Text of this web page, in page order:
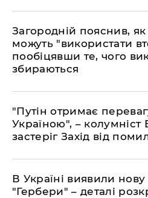
Загородній пояснив,
можуть "використати
пообіцявши те, чого
збираються
"Путін отримає
Україною", –
застеріг Захід від
В Україні виявили
"Гербери" – деталі